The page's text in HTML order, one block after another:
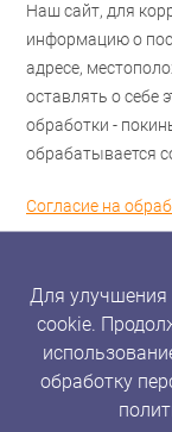
Наш сайт, для
информацию о
адресе,
оставлять о себе
обработки -
обрабатывается
Согласие на
Для
cookie.
обработку